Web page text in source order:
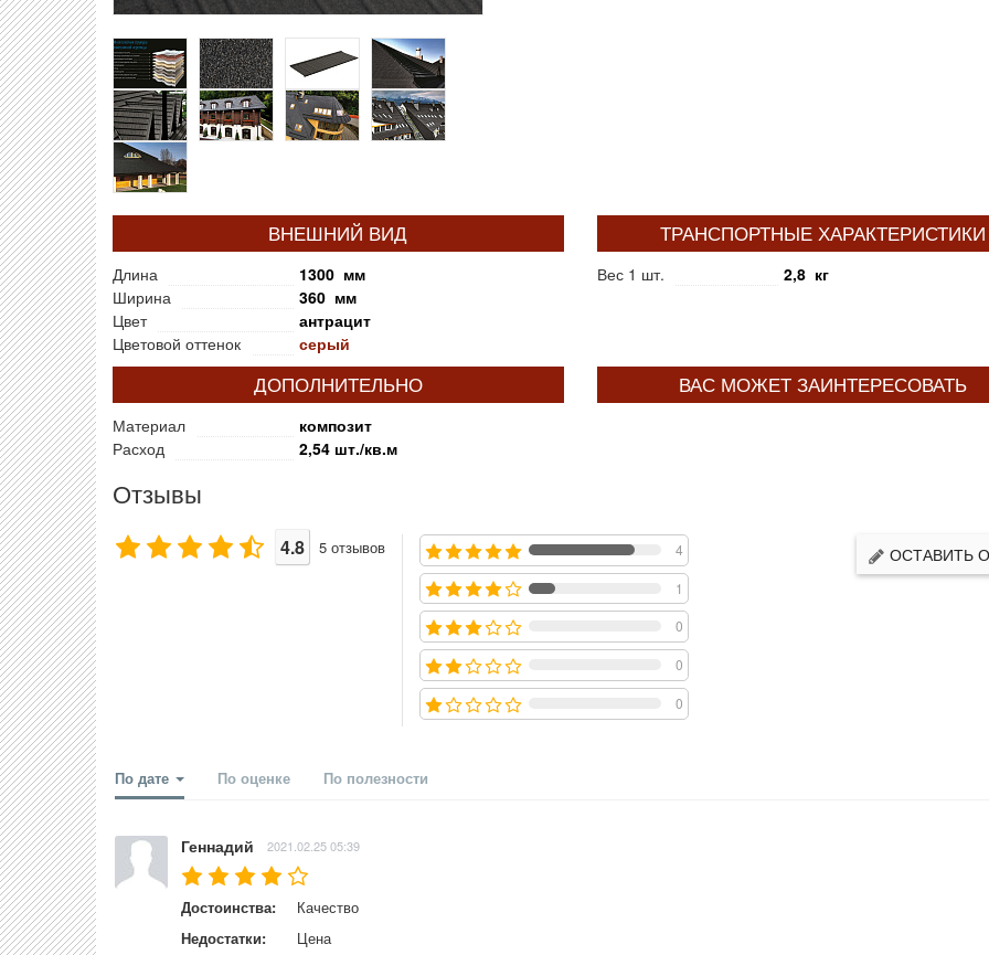
ВНЕШНИЙ ВИД
Длина
1300 мм
Ширина
360 мм
Цвет
антрацит
Цветовой оттенок
серый
ТРАНСПОРТНЫЕ ХАРАКТЕРИСТИКИ
Вес 1 шт. 2,8 кг
ДОПОЛНИТЕЛЬНО
Материал
композит
Расход
2,54 шт./кв.м
ВАС МОЖЕТ ЗАИНТЕРЕСОВАТЬ
Отзывы
4.8 5 отзывов 4
1
0
0
0
ОСТАВИТЬ
По дате По оценке По полезности
Геннадий 2021.02.25 05:39
Достоинства:
Качество
Недостатки:
Цена